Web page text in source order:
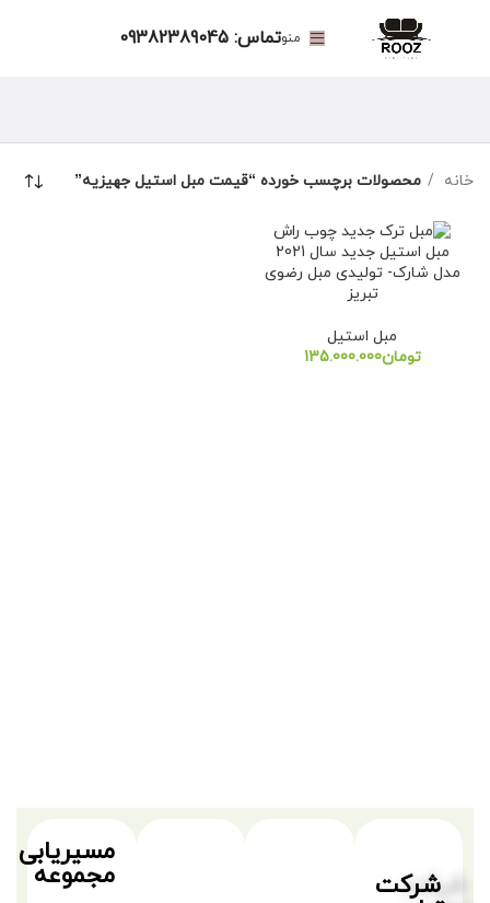
منوتماس: 09382389045
خانه محصولات برچسب خورده “قیمت مبل استیل جهیزیه”
مبل استیل جدید سال 2021
مدل شارک- تولیدی مبل رضوی
تبریز
مبل استیل
تومان
شرکت
مسیریابی
مجموعه